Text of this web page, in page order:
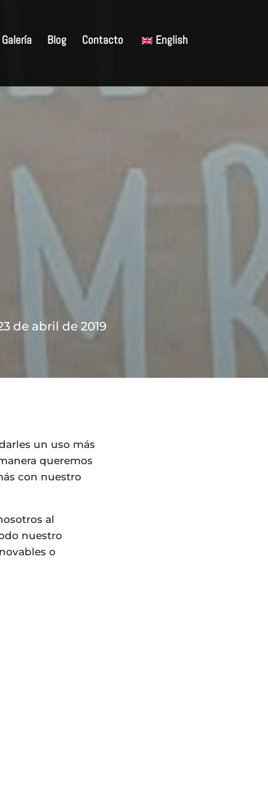
Galería Blog Contacto English
de abril de 2019
un uso más
queremos
con nuestro
al
nuestro
o